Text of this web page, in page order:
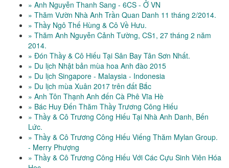
» Anh Nguyễn Thanh Sang - 6CS - Ở VN
» Thăm Vườn Nhà Anh Trần Quan Danh 11 tháng 2/2014.
» Thầy Ngô Thế Hùng & Cô Về Hưu.
» Thăm Anh Nguyễn Cảnh Tường, CS1, 27 tháng 2 năm
2014.
» Đón Thầy & Cô Hiếu Tại Sân Bay Tân Sơn Nhất.
» Du lịch Nhật bản mùa hoa Anh đào 2015
» Du lịch Singapore - Malaysia - Indonesia
» Du lịch mùa Xuân 2017 trên đất Bắc
» Anh Tôn Thạnh Anh đến Cà Phê Vĩa Hè
» Bác Huy Đến Thăm Thầy Trương Công Hiếu
» Thầy & Cô Trương Công Hiếu Tại Nhà Anh Danh, Bến
Lức.
» Thầy & Cô Trương Công Hiếu Viếng Thăm Mylan Group.
- Merry Phượng
» Thầy & Cô Trương Công Hiếu Với Các Cựu Sinh Viên Hóa